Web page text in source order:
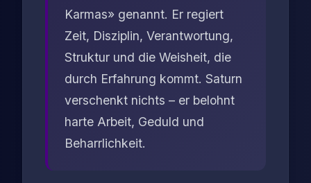
Karmas» genannt. Er regiert
Zeit, Disziplin, Verantwortung,
Struktur und die Weisheit, die
durch Erfahrung kommt. Saturn
verschenkt nichts – er belohnt
harte Arbeit, Geduld und
Beharrlichkeit.